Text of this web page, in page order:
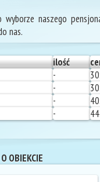
wyborze naszego
nas.
ilość
-
-
-
-
OBIEKCIE